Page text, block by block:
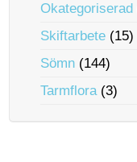
Okategoriserad
Skiftarbete (15)
Sömn (144)
Tarmflora(3)